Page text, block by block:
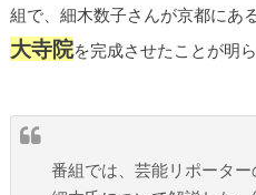
組で、細木数子さんが京都にあ
大寺院を完成させたことが明
番組では、芸能リポータ